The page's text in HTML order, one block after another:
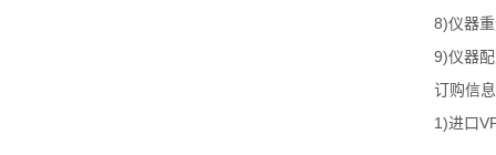
8)仪器
9)仪器
订购信
1)进口